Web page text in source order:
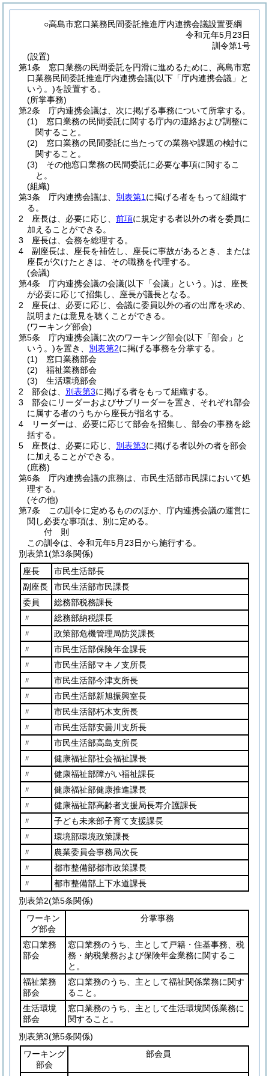
○高島市窓口業務民間委託推進庁内連携会議設置要綱
令和元年5月23日
訓令第1号
(設置)
第1条
窓口業務の民間委託を円滑に進めるために、高島市窓
口業務民間委託推進庁内連携会議(以下「庁内連携会議」と
いう。)を設置する。
(所掌事務)
第2条
庁内連携会議は、次に掲げる事務について所掌する。
(1)
窓口業務の民間委託に関する庁内の連絡および調整に
関すること。
(2)
窓口業務の民間委託に当たっての業務や課題の検討に
関すること。
(3)
その他窓口業務の民間委託に必要な事項に関するこ
と。
(組織)
第3条
庁内連携会議は、 別表第1 に掲げる者をもって組織す
る。
2
座長は、必要に応じ、 前項に規定する者以外の者を委員に
加えることができる。
3
座長は、会務を総理する。
4
副座長は、座長を補佐し、座長に事故があるとき、または
座長が欠けたときは、その職務を代理する。
(会議)
第4条
庁内連携会議の会議(以下「会議」という。)は、座長
が必要に応じて招集し、座長が議長となる。
2
座長は、必要に応じ、会議に委員以外の者の出席を求め、
説明または意見を聴くことができる。
(ワーキング部会)
第5条
庁内連携会議に次のワーキング部会(以下「部会」と
いう。)を置き、 別表第2に掲げる事務を分掌する。
(1)
窓口業務部会
(2)
福祉業務部会
(3)
生活環境部会
2
部会は、 別表第3に掲げる者をもって組織する。
3
部会にリーダーおよびサブリーダーを置き、それぞれ部会
に属する者のうちから座長が指名する。
4
リーダーは、必要に応じて部会を招集し、部会の事務を総
括する。
5
座長は、必要に応じ、 別表第3に掲げる者以外の者を部会
に加えることができる。
(庶務)
第6条
庁内連携会議の庶務は、市民生活部市民課において処
理する。
(その他)
第7条
この訓令に定めるもののほか、庁内連携会議の運営に
関し必要な事項は、別に定める。
付 則
この訓令は、令和元年5月23日から施行する。
別表第1(第3条関係)
座長
市民生活部長
副座長
市民生活部市民課長
委員
総務部税務課長
〃
総務部納税課長
〃
政策部危機管理局防災課長
〃
市民生活部保険年金課長
〃
市民生活部マキノ支所長
〃
市民生活部今津支所長
〃
市民生活部新旭振興室長
〃
市民生活部朽木支所長
〃
市民生活部安曇川支所長
〃
市民生活部高島支所長
〃
健康福祉部社会福祉課長
〃
健康福祉部障がい福祉課長
〃
健康福祉部健康推進課長
〃
健康福祉部高齢者支援局長寿介護課長
〃
子ども未来部子育て支援課長
〃
環境部環境政策課長
〃
農業委員会事務局次長
〃
都市整備部都市政策課長
〃
都市整備部上下水道課長
別表第2(第5条関係)
ワーキン
グ部会
分掌事務
窓口業務
部会
窓口業務のうち、主として戸籍・住基事務、税
務・納税業務および保険年金業務に関するこ
と。
福祉業務
部会
窓口業務のうち、主として福祉関係業務に関す
ること。
生活環境
部会
窓口業務のうち、主として生活環境関係業務に
関すること。
別表第3(第5条関係)
ワーキング
部会
部会員